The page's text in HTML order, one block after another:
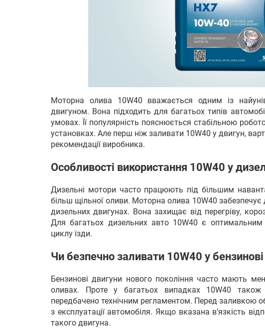
Моторна олива 10W40 вважається одним із
двигуном. Вона підходить для багатьох типів
умовах. Її популярність пояснюється стабільною
установках. Але перш ніж заливати 10W40 у двигун,
рекомендації виробника.
Особливості використання 10W40 у
Дизельні мотори часто працюють під більшим
більш щільної оливи. Моторна олива 10W40
дизельних двигунах. Вона захищає від перегріву,
Для багатьох дизельних авто 10W40 є
циклу їзди.
Чи безпечно заливати 10W40 у
Бензинові двигуни нового покоління часто мають
оливах. Проте у багатьох випадках 10W40
передбачено технічним регламентом. Перед заливкою
з експлуатації автомобіля. Якщо вказана в’язкість
такого двигуна.